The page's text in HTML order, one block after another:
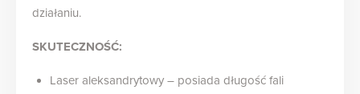
działaniu.
SKUTECZNOŚĆ:
Laser aleksandrytowy – posiada długość fali